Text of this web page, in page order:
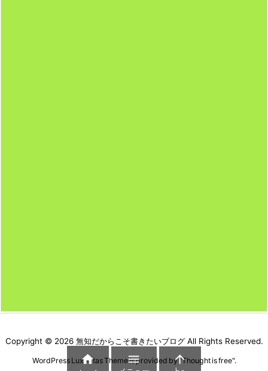
Copyright © 2026 無知だからこそ書きたいブログAll Rights Reserved.
WordPress Luxeritas Theme is provided by "Thought is free".
  